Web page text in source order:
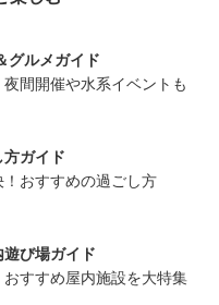
グルメガイド
間開催や水系イベントも
ガイド
！おすすめの過ごし方
び場ガイド
すすめ屋内施設を大特集